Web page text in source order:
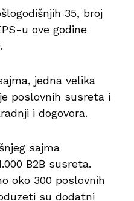
35, broj
u ove godine
jedna velika
poslovnih susreta i
i dogovora.
sajma
B2B susreta.
oko 300 poslovnih
su dodatni